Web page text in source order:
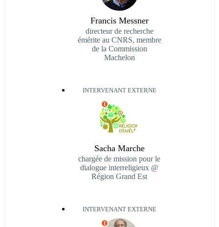
Francis Messner
directeur de recherche
émérite au CNRS, membre
de la Commission
Machelon
INTERVENANT EXTERNE
I
Sacha Marche
chargée de mission pour le
dialogue interreligieux @
Région Grand Est
INTERVENANT EXTERNE
I